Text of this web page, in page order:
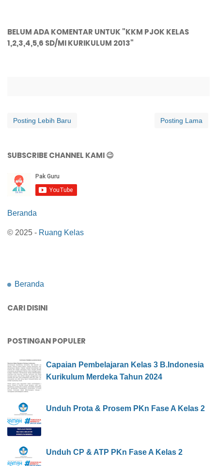
BELUM ADA KOMENTAR UNTUK "KKM PJOK KELAS
1,2,3,4,5,6 SD/MI KURIKULUM 2013"
Posting Lebih Baru Posting Lama
SUBSCRIBE CHANNEL KAMI 😉
Beranda
© 2025 - Ruang Kelas
Beranda
CARI DISINI
POSTINGAN POPULER
Capaian Pembelajaran Kelas 3 B.Indonesia
Kurikulum Merdeka Tahun 2024
Unduh Prota & Prosem PKn Fase A Kelas 2
Unduh CP & ATP PKn Fase A Kelas 2